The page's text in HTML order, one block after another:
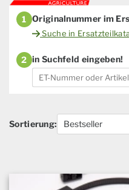
1 Originalnummer im
Suche in
2 in Suchfeld eingeben!
Sortierung: